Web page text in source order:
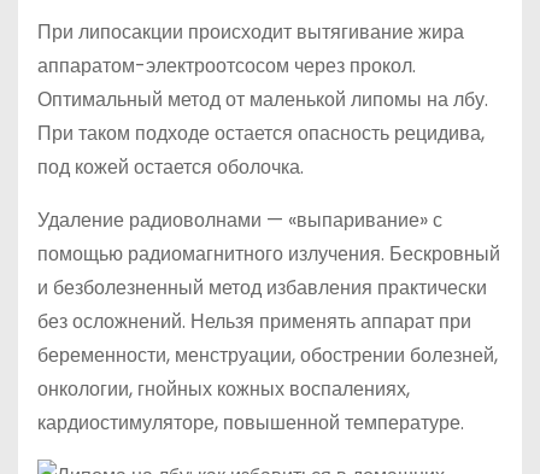
При липосакции происходит вытягивание жира
аппаратом-электроотсосом через прокол.
Оптимальный метод от маленькой липомы на лбу.
При таком подходе остается опасность рецидива,
под кожей остается оболочка.
Удаление радиоволнами — «выпаривание» с
помощью радиомагнитного излучения. Бескровный
и безболезненный метод избавления практически
без осложнений. Нельзя применять аппарат при
беременности, менструации, обострении болезней,
онкологии, гнойных кожных воспалениях,
кардиостимуляторе, повышенной температуре.